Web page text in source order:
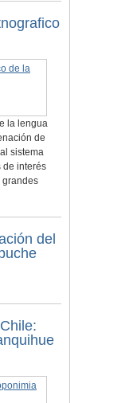
la lengua
de
sistema
de interés
grandes
del